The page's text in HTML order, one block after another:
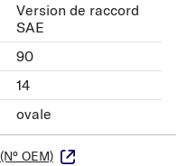
Version de raccord
SAE
90
14
ovale
OEM)